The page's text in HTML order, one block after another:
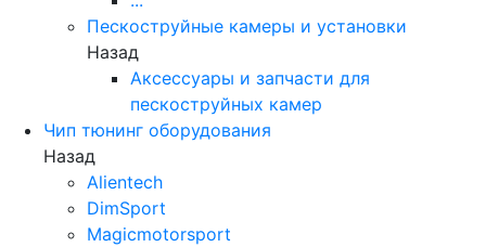
Пескоструйные камеры и установки
Назад
Аксессуары и запчасти для
пескоструйных камер
Чип тюнинг оборудования
Назад
Alientech
DimSport
Magicmotorsport